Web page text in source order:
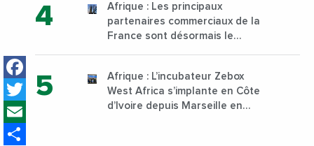
Facebook
Twitter
sur son campus de Karen à
Nairobi dès janvier 2023
Afrique : Les principaux
partenaires commerciaux de la
France sont désormais le
Afrique : L’incubateur Zebox
West Africa s’implante en Côte
d’Ivoire depuis Marseille en